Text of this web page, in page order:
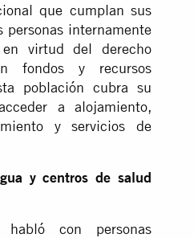
que cumplan sus
personas internamente
en virtud del derecho
fondos y recursos
población cubra su
a alojamiento,
y servicios de
y centros de salud
habló con personas